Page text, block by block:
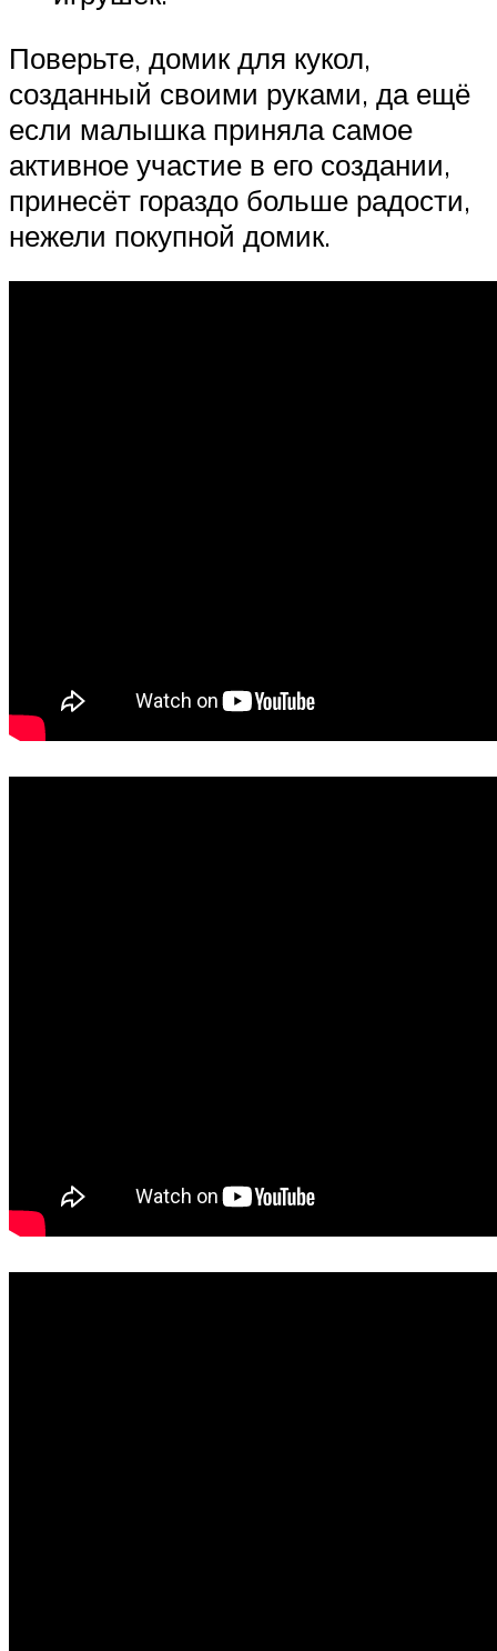
Поверьте, домик для кукол,
созданный своими руками, да ещё
если малышка приняла самое
активное участие в его создании,
принесёт гораздо больше радости,
нежели покупной домик.